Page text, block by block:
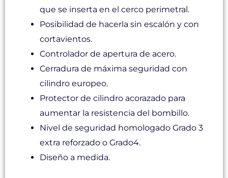
que se inserta en el cerco perimetral.
Posibilidad de hacerla sin escalón y con
cortavientos.
Controlador de apertura de acero.
Cerradura de máxima seguridad con
cilindro europeo.
Protector de cilindro acorazado para
aumentar la resistencia del bombillo.
Nivel de seguridad homologado Grado 3
extra reforzado o Grado4.
Diseño a medida.